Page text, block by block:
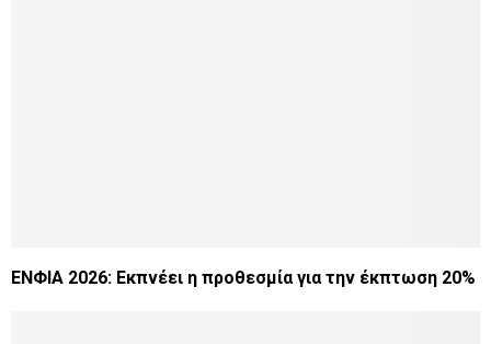
ΕΝΦΙΑ 2026: Εκπνέει η προθεσμία για την έκπτωση 20%